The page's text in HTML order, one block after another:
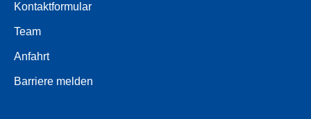
Kontaktformular
Team
Anfahrt
Barriere melden